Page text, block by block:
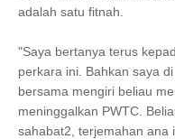
adalah satu fitnah.
"Saya bertanya terus
perkara ini. Bahkan saya
bersama mengiri beliau
meninggalkan PWTC.
sahabat2, terjemahan ana